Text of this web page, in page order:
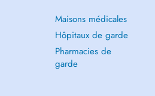
Maisons médicales
Hôpitaux de garde
Pharmacies de
garde